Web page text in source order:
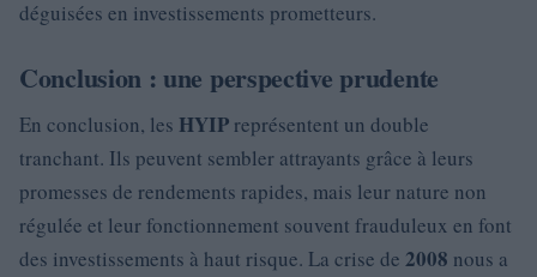
déguisées en investissements prometteurs.
Conclusion : une perspective prudente
En conclusion, les HYIP représentent un double
tranchant. Ils peuvent sembler attrayants grâce à leurs
promesses de rendements rapides, mais leur nature non
régulée et leur fonctionnement souvent frauduleux en font
des investissements à haut risque. La crise de 2008 nous a